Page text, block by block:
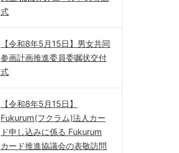
式
【令和8年5月15日】男女共同
参画計画推進委員委嘱状交付
式
【令和8年5月15日】
Fukurum(フクラム)法人カー
ド申し込みに係る Fukurum
カード推進協議会の表敬訪問